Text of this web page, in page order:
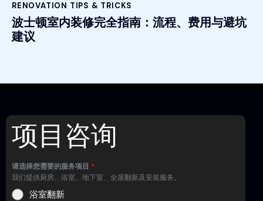
RENOVATION TIPS & TRICKS
波士顿室内装修完全指南：流程、费用与避坑
建议
项目咨询
请选择您需要的服务项目 *
我们提供厨房、浴室、地下室、全屋翻新及安装服务。
浴室翻新